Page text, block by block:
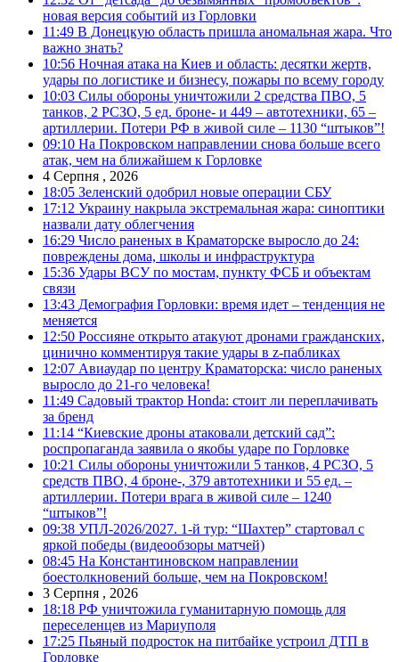
новая версия событий из Горловки
11:49 В Донецкую область пришла аномальная жара. Что
важно знать?
10:56 Ночная атака на Киев и область: десятки жертв,
удары по логистике и бизнесу, пожары по всему городу
10:03 Силы обороны уничтожили 2 средства ПВО, 5
танков, 2 РСЗО, 5 ед. броне- и 449 – автотехники, 65 –
артиллерии. Потери РФ в живой силе – 1130 “штыков”!
09:10 На Покровском направлении снова больше всего
атак, чем на ближайшем к Горловке
4 Серпня , 2026
18:05 Зеленский одобрил новые операции СБУ
17:12 Украину накрыла экстремальная жара: синоптики
назвали дату облегчения
16:29 Число раненых в Краматорске выросло до 24:
повреждены дома, школы и инфраструктура
15:36 Удары ВСУ по мостам, пункту ФСБ и объектам
связи
13:43 Демография Горловки: время идет – тенденция не
меняется
12:50 Россияне открыто атакуют дронами гражданских,
цинично комментируя такие удары в z-пабликах
12:07 Авиаудар по центру Краматорска: число раненых
выросло до 21-го человека!
11:49 Садовый трактор Honda: стоит ли переплачивать
за бренд
11:14 “Киевские дроны атаковали детский сад”:
роспропаганда заявила о якобы ударе по Горловке
10:21 Силы обороны уничтожили 5 танков, 4 РСЗО, 5
средств ПВО, 4 броне-, 379 автотехники и 55 ед. –
артиллерии. Потери врага в живой силе – 1240
“штыков”!
09:38 УПЛ-2026/2027. 1-й тур: “Шахтер” стартовал с
яркой победы (видеообзоры матчей)
08:45 На Константиновском направлении
боестолкновений больше, чем на Покровском!
3 Серпня , 2026
18:18 РФ уничтожила гуманитарную помощь для
переселенцев из Мариуполя
17:25 Пьяный подросток на питбайке устроил ДТП в
Горловке